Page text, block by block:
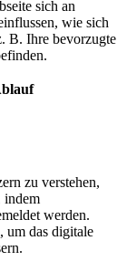
sich an
wie sich
B. Ihre bevorzugte
zu verstehen,
indem
werden.
um das digitale